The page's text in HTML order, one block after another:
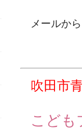
メールか
吹田市
こども